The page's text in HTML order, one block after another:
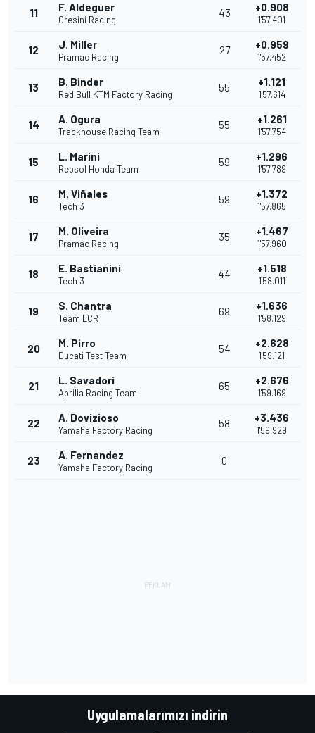
11 F. Aldeguer
Gresini Racing
43 +0.908
1'57.401
12 J. Miller
Pramac Racing
27 +0.959
1'57.452
13 B. Binder
Red Bull KTM Factory Racing
55 +1.121
1'57.614
14 A. Ogura
Trackhouse Racing Team
55 +1.261
1'57.754
15 L. Marini
Repsol Honda Team
59 +1.296
1'57.789
16 M. Viñales
Tech 3
59 +1.372
1'57.865
17 M. Oliveira
Pramac Racing
35 +1.467
1'57.960
18 E. Bastianini
Tech 3
44 +1.518
1'58.011
19 S. Chantra
Team LCR
69 +1.636
1'58.129
20 M. Pirro
Ducati Test Team
54 +2.628
1'59.121
21 L. Savadori
Aprilia Racing Team
65 +2.676
1'59.169
22 A. Dovizioso
Yamaha Factory Racing
58 +3.436
1'59.929
23 A. Fernandez
Yamaha Factory Racing
0
Uygulamalarımızı indirin